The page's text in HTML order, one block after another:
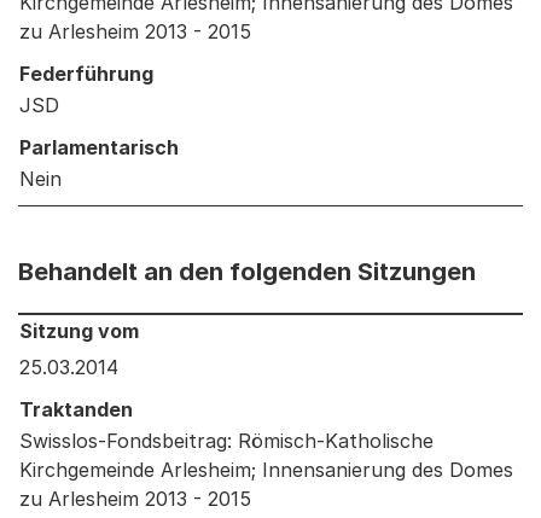
zu Arlesheim 2013 - 2015
Federführung
JSD
Parlamentarisch
Nein
Behandelt an den folgenden Sitzungen
Behandelt an den folgenden Sitzungen: Informationen
Sitzung vom
25.03.2014
Traktanden
Swisslos-Fondsbeitrag: Römisch-Katholische
Kirchgemeinde Arlesheim; Innensanierung des Domes
zu Arlesheim 2013 - 2015